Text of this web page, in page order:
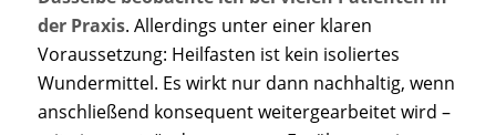
der Praxis. Allerdings unter einer klaren
Voraussetzung: Heilfasten ist kein isoliertes
Wundermittel. Es wirkt nur dann nachhaltig, wenn
anschließend konsequent weitergearbeitet wird –